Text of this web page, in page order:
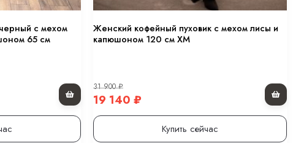
с мехом
65 см
Женский кофейный пуховик с мехом лисы и
капюшоном 120 см XM
31 900₽
19 140 ₽
Купить сейчас